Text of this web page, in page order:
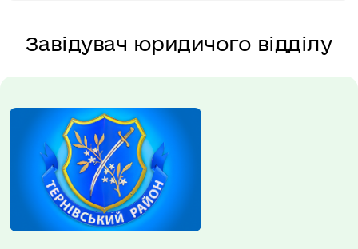
Завідувач юридичого відділу